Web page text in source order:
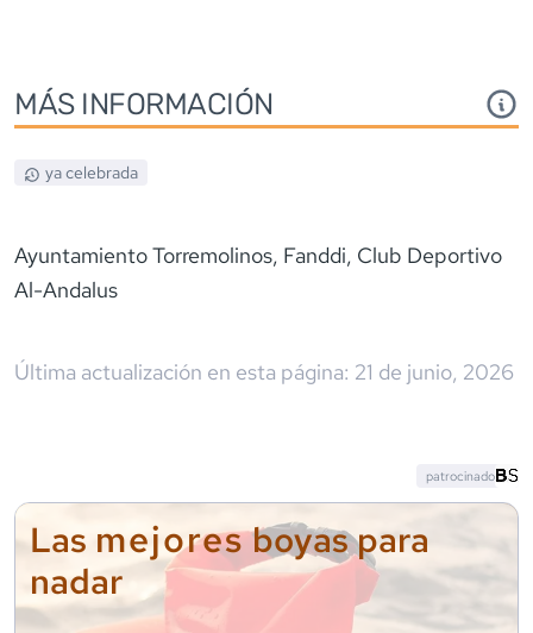
MÁS INFORMACIÓN
ya celebrada
Ayuntamiento Torremolinos, Fanddi, Club Deportivo
Al-Andalus
Última actualización en esta página: 21 de junio, 2026
Las mejoresboyas para
nadar
patrocinado